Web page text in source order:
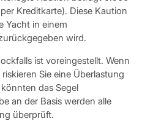
Kreditkarte). Diese Kaution
Yacht in einem
wird.
ist voreingestellt. Wenn
Sie eine Überlastung
das Segel
an der Basis werden alle
überprüft.